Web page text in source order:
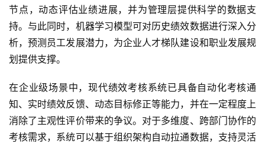
节点，动态评估业绩进展，并为管理层提供科学的数据支
持。与此同时，机器学习模型可对历史绩效数据进行深入分
析，预测员工发展潜力，为企业人才梯队建设和职业发展规
划提供支撑。
在企业级场景中，现代绩效考核系统已具备自动化考核通
知、实时绩效反馈、动态目标修正等能力，并在一定程度上
消除了主观性评价带来的争议。对于多维度、跨部门协作的
考核需求，系统可以基于组织架构自动拉通数据，支持灵活